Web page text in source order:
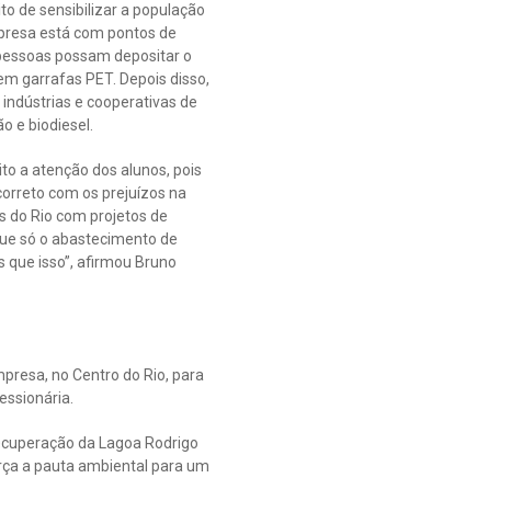
de sensibilizar a população
está com pontos de
possam depositar o
garrafas PET. Depois disso,
e cooperativas de
e biodiesel.
a atenção dos alunos, pois
com os prejuízos na
do Rio com projetos de
só o abastecimento de
isso”, afirmou Bruno
no Centro do Rio, para
da Lagoa Rodrigo
a pauta ambiental para um